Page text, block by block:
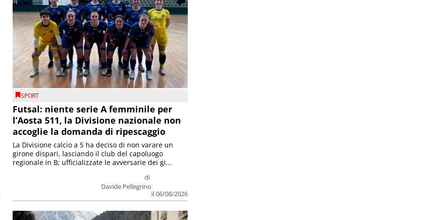
SPORT
Futsal: niente serie A femminile per
l’Aosta 511, la Divisione nazionale non
accoglie la domanda di ripescaggio
di
Davide Pellegrino
il 06/08/2026
La Divisione calcio a 5 ha deciso di non varare un
girone dispari, lasciando il club del capoluogo
regionale in B; ufficializzate le avversarie dei gi...